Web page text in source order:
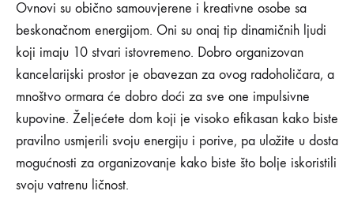
0
NEMA
KOMENTARA
NA
DOM
PREMA
SVOM
HOROSKOPSKOM
Ovnovi su obično samouvjerene i kreativne osobe sa
beskonačnom energijom. Oni su onaj tip dinamičnih ljudi
koji imaju 10 stvari istovremeno. Dobro organizovan
kancelarijski prostor je obavezan za ovog radoholičara, a
mnoštvo ormara će dobro doći za sve one impulsivne
kupovine. Željećete dom koji je visoko efikasan kako biste
pravilno usmjerili svoju energiju i porive, pa uložite u dosta
mogućnosti za organizovanje kako biste što bolje iskoristili
svoju vatrenu ličnost.